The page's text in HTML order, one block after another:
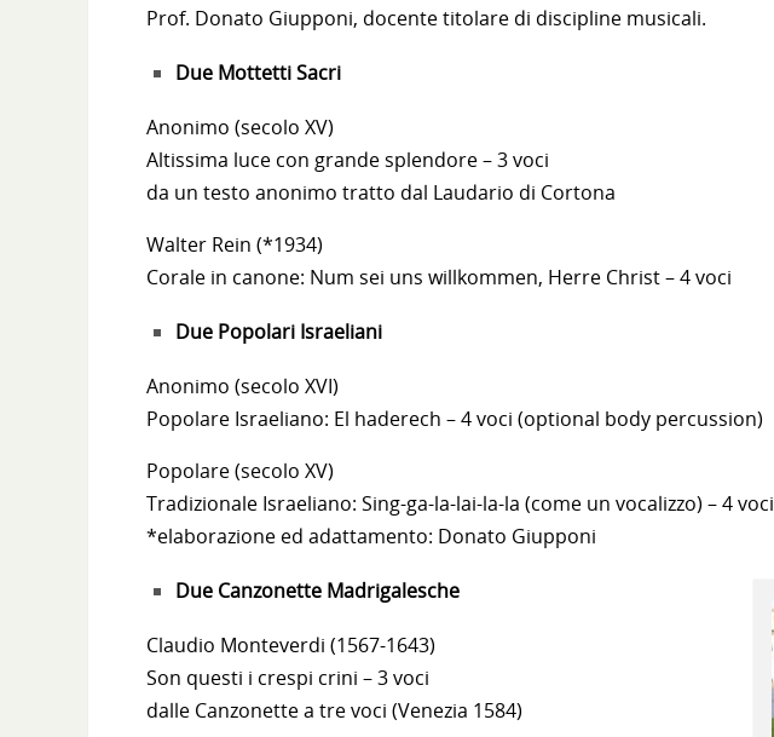
Prof. Donato Giupponi, docente titolare di discipline musicali.
Due Mottetti Sacri
Anonimo (secolo XV)
Altissima luce con grande splendore – 3 voci
da un testo anonimo tratto dal Laudario di Cortona
Walter Rein (*1934)
Corale in canone: Num sei uns willkommen, Herre Christ – 4 voci
Due Popolari Israeliani
Anonimo (secolo XVI)
Popolare Israeliano: El haderech – 4 voci (optional body percussion)
Popolare (secolo XV)
Tradizionale Israeliano: Sing-ga-la-lai-la-la (come un vocalizzo) – 4 voci
*elaborazione ed adattamento: Donato Giupponi
Due Canzonette Madrigalesche
Claudio Monteverdi (1567-1643)
Son questi i crespi crini – 3 voci
dalle Canzonette a tre voci (Venezia 1584)